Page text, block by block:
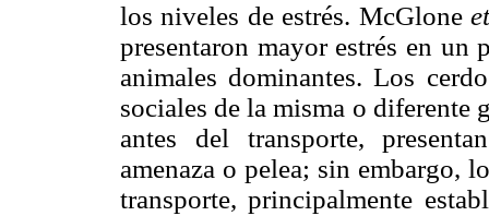
los niveles de estrés. McGlone
presentaron mayor estrés en
animales dominantes. Los
sociales de la misma o diferente
antes del transporte,
amenaza o pelea; sin embargo,
transporte, principalmente